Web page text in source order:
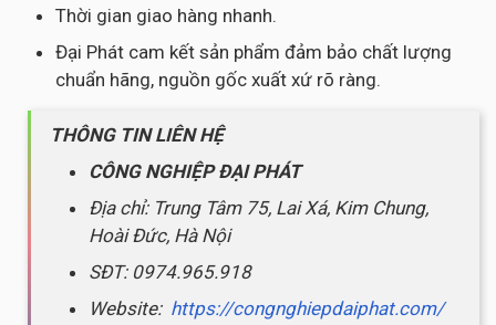
Thời gian giao hàng nhanh.
Đại Phát cam kết sản phẩm đảm bảo chất lượng
chuẩn hãng, nguồn gốc xuất xứ rõ ràng.
THÔNG TIN LIÊN HỆ
CÔNG NGHIỆP ĐẠI PHÁT
Địa chỉ: Trung Tâm 75, Lai Xá, Kim Chung,
Hoài Đức, Hà Nội
SĐT: 0974.965.918
Website: https://congnghiepdaiphat.com/